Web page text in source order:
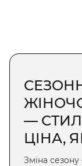
—
ЦІНА,
Зміна